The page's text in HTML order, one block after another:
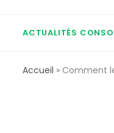
ACTUALITÉS CONSO
Accueil » Comment